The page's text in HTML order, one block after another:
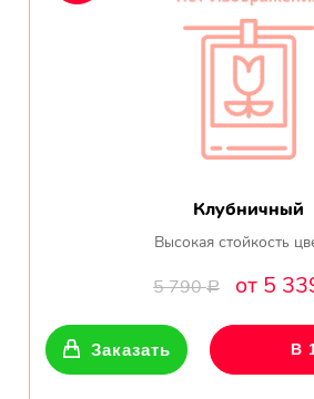
Клубничный
Высокая стойкость
5 790Р от 5
Заказать В